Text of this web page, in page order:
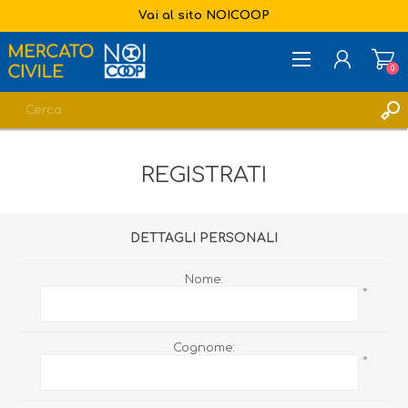
Vai al sito NOICOOP
0
REGISTRATI
DETTAGLI PERSONALI
Nome:
*
Cognome:
*